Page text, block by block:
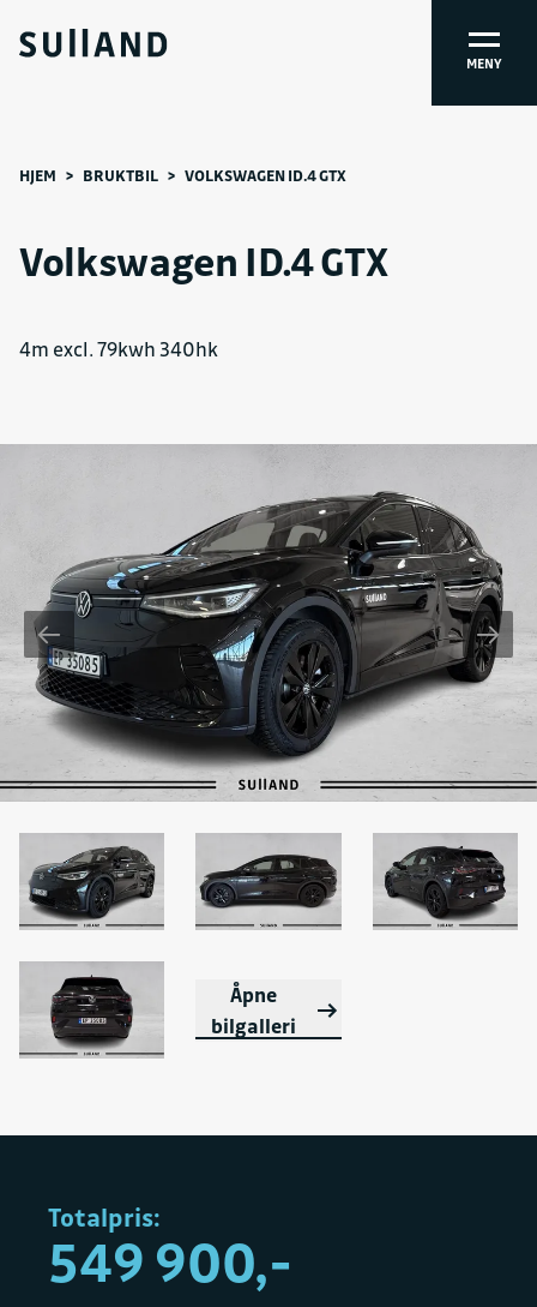
MENY
HJEM > BRUKTBIL > VOLKSWAGEN ID.4 GTX
Volkswagen ID.4 GTX
4m excl. 79kwh 340hk
Åpne
bilgalleri
Totalpris:
549 900,-